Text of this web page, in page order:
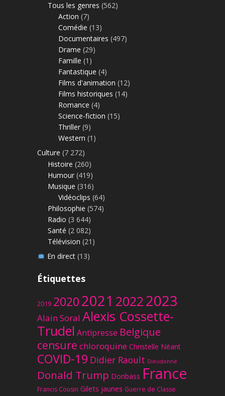
Tous les genres (562)
Action (7)
Comédie (13)
Documentaires (497)
Drame (29)
Famille (1)
Fantastique (4)
Films d'animation (12)
Films historiques (14)
Romance (4)
Science-fiction (15)
Thriller (9)
Western (1)
Culture (7 272)
Histoire (260)
Humour (419)
Musique (316)
Vidéoclips (64)
Philosophie (574)
Radio (3 644)
Santé (2 082)
Télévision (21)
En direct(13)
Étiquettes
2019 20202021 20222023
Alain Soral Alexis Cossette-
Trudel Antipresse Belgique
censure chloroquine Christelle Néant
COVID-19 Didier Raoult Dieudonné
Donald Trump Donbass France
Francis Cousin Gilets jaunes Guerre de Classe